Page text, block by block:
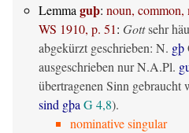
Lemmaguþ: noun, common,
WS 1910, p. 51: Gottsehr
abgekürzt geschrieben: N. gþ
ausgeschrieben nur N.A.Pl.
übertragenen Sinn gebraucht
sind gþaG 4,8).
nominative singular